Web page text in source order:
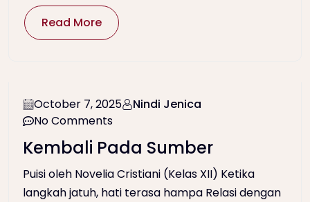
Read More
October 7, 2025
Nindi Jenica
No Comments
Kembali Pada Sumber
Puisi oleh Novelia Cristiani (Kelas XII) Ketika
langkah jatuh, hati terasa hampa Relasi dengan